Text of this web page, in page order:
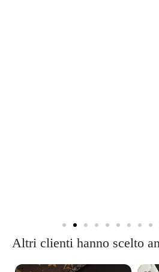
Altri clienti hanno scelto